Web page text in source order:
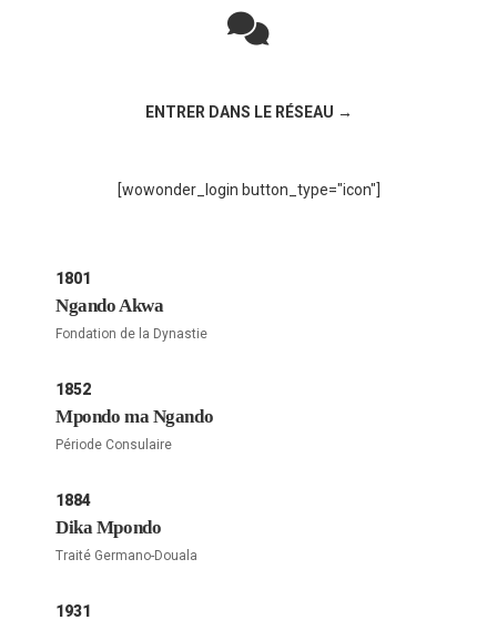
ENTRER DANS LE RÉSEAU →
[wowonder_login button_type="icon"]
1801
Ngando Akwa
Fondation de la Dynastie
1852
Mpondo ma Ngando
Période Consulaire
1884
Dika Mpondo
Traité Germano-Douala
1931